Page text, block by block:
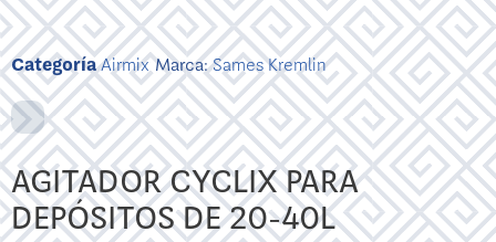
CategoríaAirmix Marca:Sames Kremlin
AGITADOR CYCLIX PARA
DEPÓSITOS DE 20-40L